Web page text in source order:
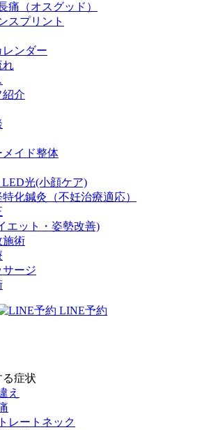
痛（オスグッド）
スプリント
ンダー
れ
紹介
メイド整体
光(小顔ケア)
化鍼灸（不妊治療適応）
エット・姿勢改善)
施術
ージ
LINE予約
症状
え
レートネック